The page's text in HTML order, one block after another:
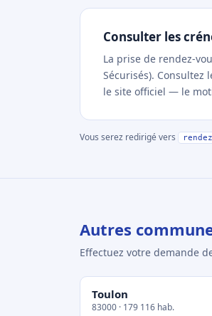
Consulter les
La prise de rendez-
Sécurisés).
le site officiel — le
Vous serez redirigé vers
Autres
Effectuez votre demande
Toulon
83000 · 179 116 hab.